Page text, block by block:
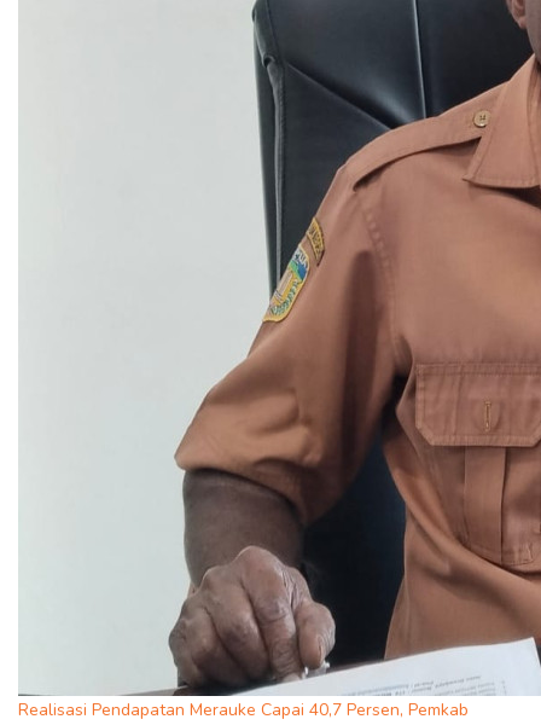
Realisasi Pendapatan Merauke Capai 40,7 Persen, Pemkab